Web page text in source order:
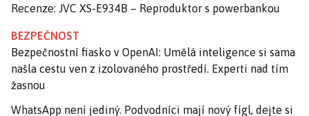
Recenze: JVC XS-E934B – Reproduktor s powerbankou
BEZPEČNOST
Bezpečnostní fiasko v OpenAI: Umělá inteligence si sama
našla cestu ven z izolovaného prostředí. Experti nad tím
žasnou
WhatsApp není jediný. Podvodníci mají nový fígl, dejte si